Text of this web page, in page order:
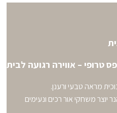
טרופי – אווירה רגועה לבית
מראה טבעי ורענן.
יוצר משחקי אור רכים ונעימים